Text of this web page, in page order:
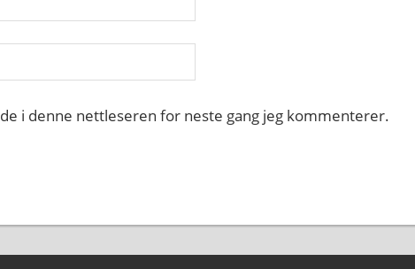
i denne nettleseren for neste gang jeg kommenterer.